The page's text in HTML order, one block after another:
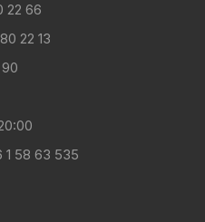
22 66
22 13
1 58 63 535